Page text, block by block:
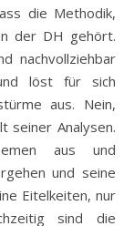
die Methodik,
der DH gehört.
nachvollziehbar
löst für sich
aus. Nein,
seiner Analysen.
aus und
und seine
Eitelkeiten, nur
sind die